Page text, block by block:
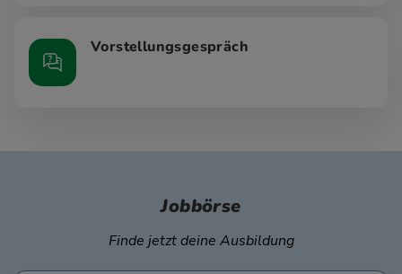
Vorstellungsgespräch
Jobbörse
Finde jetzt deine Ausbildung